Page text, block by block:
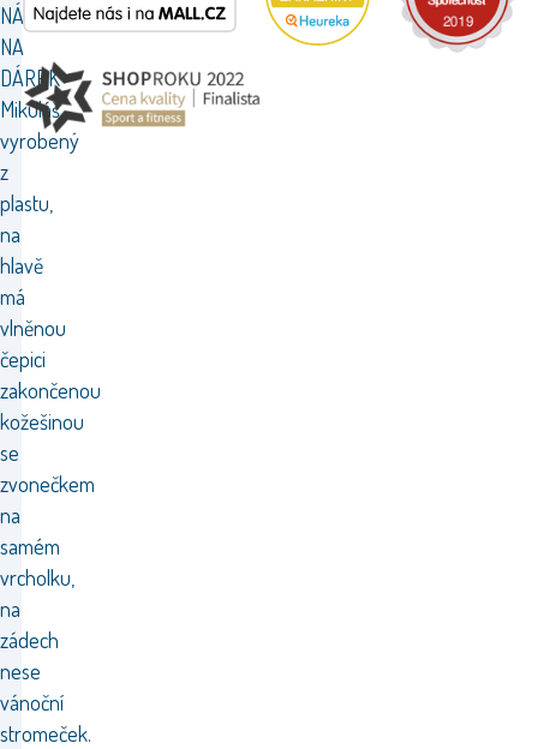
NÁPAD
NA
DÁREK
Mikuláš
vyrobený
z
plastu,
na
hlavě
má
vlněnou
čepici
zakončenou
kožešinou
se
zvonečkem
na
samém
vrcholku,
na
zádech
nese
vánoční
stromeček.